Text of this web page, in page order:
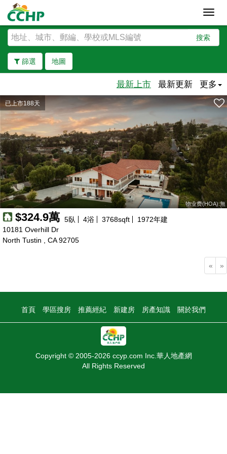
搜索
篩選 地圖
去除邊界
最新上市 最新更新 更多
已上市188天
物业费(HOA):無
$324.9萬 5臥 4浴 3768sqft 1972年建
10181 Overhill Dr
North Tustin , CA 92705
« »
首頁 學區搜房 推薦經紀 新建房 房產知識 關於我們
Copyright © 2005-2026 ccyp.com Inc.華人地產網
All Rights Reserved